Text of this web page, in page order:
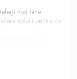
mai bine
solutii pentru ca
noastra? Este
fim niciodata
coerenta, in